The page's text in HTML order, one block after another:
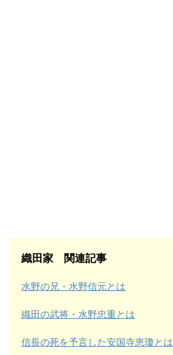
織田家 関連記事
水野の兄・水野信元とは
織田の武将・水野忠重とは
信長の死を予言した安国寺恵瓊とは